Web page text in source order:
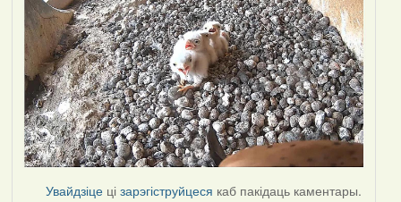
Увайдзіце цізарэгіструйцеся каб пакідаць каментары.